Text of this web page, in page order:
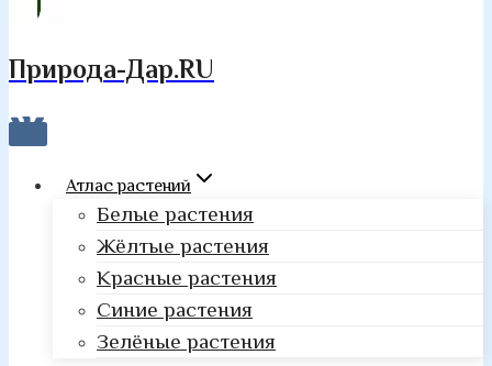
Природа-Дар.RU
Атлас растений
Белые растения
Жёлтые растения
Красные растения
Синие растения
Зелёные растения